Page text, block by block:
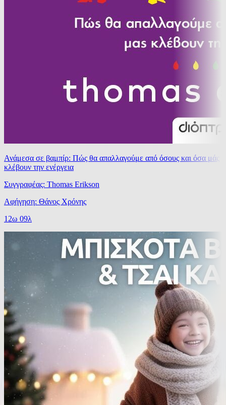
Ανάμεσα σε βαμπίρ: Πώς θα απαλλαγούμε από όσους και όσα μάς
κλέβουν την ενέργεια
Συγγραφέας: Thomas Erikson
Αφήγηση: Θάνος Χρόνης
12ω 09λ